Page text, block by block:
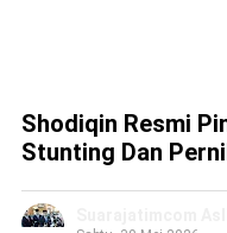
Shodiqin Resmi
Stunting Dan